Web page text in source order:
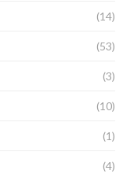
(14)
(53)
(3)
(10)
(1)
(4)